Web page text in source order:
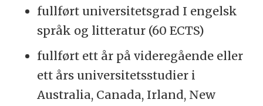
fullført universitetsgrad I engelsk
språk og litteratur (60 ECTS)
fullført ett år på videregående eller
ett års universitetsstudier i
Australia, Canada, Irland, New